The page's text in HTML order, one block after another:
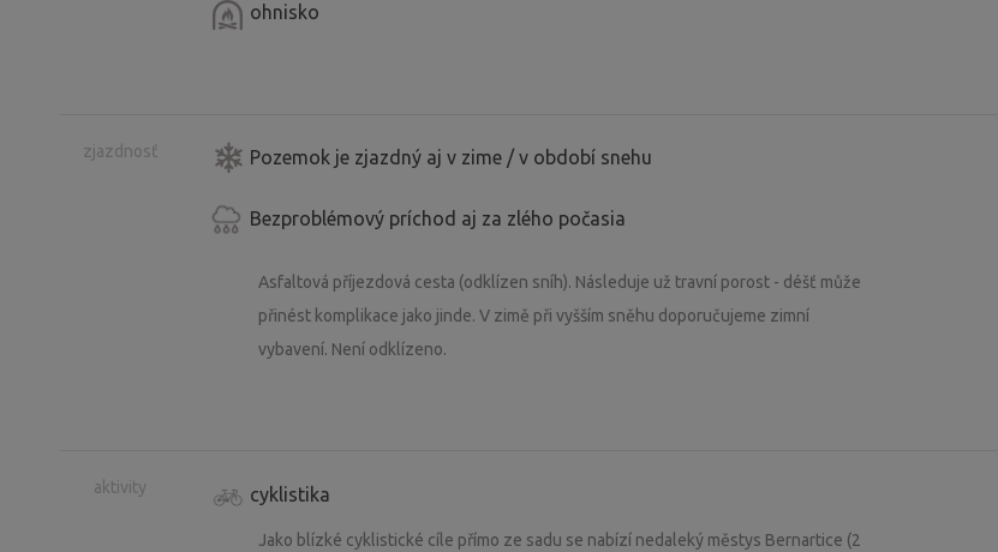
ohnisko
zjazdnosť Pozemok je zjazdný aj v zime / v období snehu
Bezproblémový príchod aj za zlého počasia
Asfaltová příjezdová cesta (odklízen sníh). Následuje už travní porost - déšť může
přinést komplikace jako jinde. V zimě při vyšším sněhu doporučujeme zimní
vybavení. Není odklízeno.
aktivity cyklistika
Jako blízké cyklistické cíle přímo ze sadu se nabízí nedaleký městys Bernartice (2